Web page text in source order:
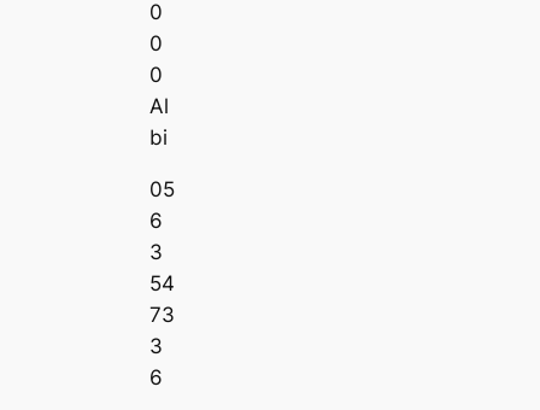
0
0
0
Al
bi
05
6
3
54
73
3
6